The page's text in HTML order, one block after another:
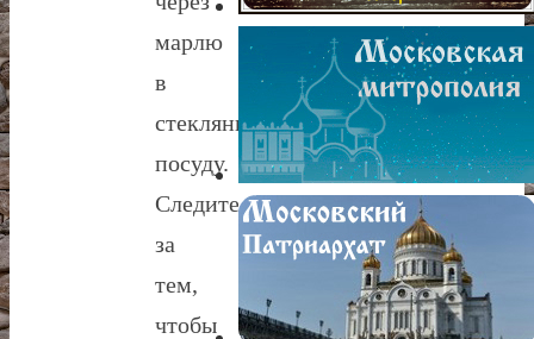
марлю
в
стеклянную
посуду.
Следите
за
тем,
чтобы